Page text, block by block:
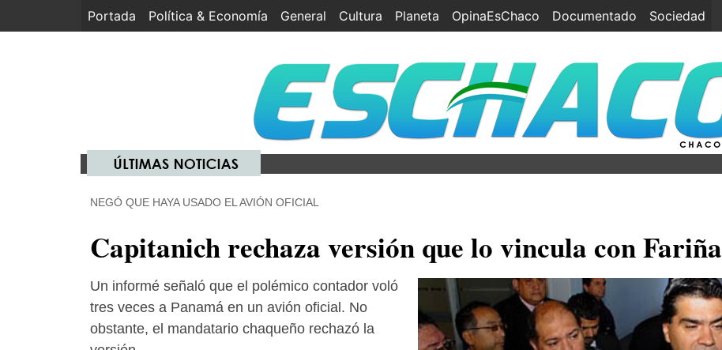
Portada (current)
Política & Economía General Cultura Planeta OpinaEsChaco Documentado Sociedad
NEGÓ QUE HAYA USADO EL AVIÓN OFICIAL
Capitanich rechaza versión que lo vincula con Fariña
Un informé señaló que el polémico contador voló
tres veces a Panamá en un avión oficial. No
obstante, el mandatario chaqueño rechazó la